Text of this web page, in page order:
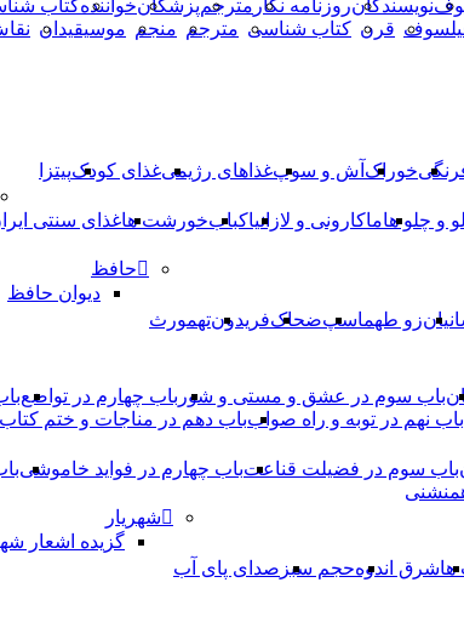
نویسندگانروزنامه نگار مترجمپزشکانخوانندهکتاب
قرن کتاب شناسی مترجم منجم موسیقیدان
خوراک آش و سوپغذاهای رژیمیغذای کودکپیتزا
و چلو هاماکارونی و لازانیاکبابخورشت هاغذای سنتی
زو طهماسپ‏ضحاکفریدونتهمورث
حافظ
دیوان حافظ
باب سوم در عشق و مستی و شور باب چهارم در تواضع
باب نهم در توبه و راه صوابباب دهم در مناجات و ختم کتاب
باب سوم در فضیلت قناعتباب چهارم در فواید خاموشى
هاشرق اندوهحجم سبز صدای پای آب
شهریار
گزیده اشعار